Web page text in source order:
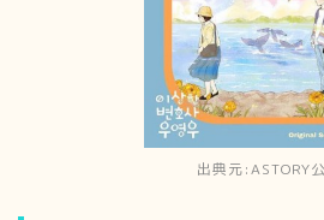
出典元:ASTORY